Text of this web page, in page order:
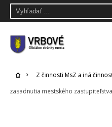
Z činnosti MsZ a iná
zasadnutia mestského